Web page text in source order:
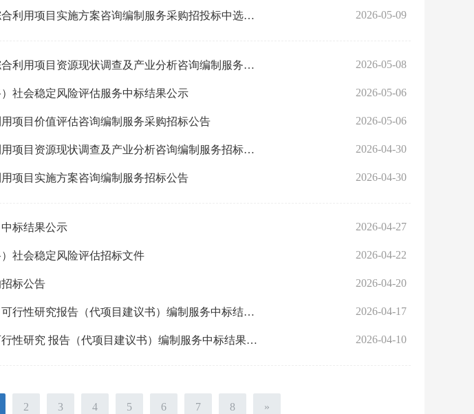
关于东西湖区公园绿地生态空间综合利用项目实施方案咨询编制服务采购招投标中选结果公示 2026-05-09
关于东西湖区公园绿地生态空间综合利用项目资源现状调查及产业分析咨询编制服务采购招投标中选结果公示 2026-05-08
社会稳定风险评估服务中标结果公示 2026-05-06
项目价值评估咨询编制服务采购招标公告 2026-05-06
东西湖区公园绿地生态空间综合利用项目资源现状调查及产业分析咨询编制服务招标公告 2026-04-30
项目实施方案咨询编制服务招标公告 2026-04-30
标结果公示 2026-04-27
社会稳定风险评估招标文件 2026-04-22
标公告 2026-04-20
东西湖区2026年完整社区建设项目可行性研究报告（代项目建议书）编制服务中标结果公示 2026-04-17
径河湾休闲生活区道路完善工程可行性研究 报告（代项目建议书）编制服务中标结果公示 2026-04-10
2 3 4 5 6 7 8 »